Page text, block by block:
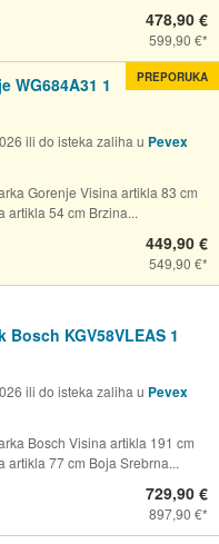
478,90 €
599,90 €
WG684A31 1
ili do isteka zaliha u Pevex
Gorenje Visina artikla 83 cm
artikla 54 cm Brzina...
449,90 €
549,90 €
PREPORUKA
KGV58VLEAS 1
ili do isteka zaliha u Pevex
Bosch Visina artikla 191 cm
artikla 77 cm Boja Srebrna...
729,90 €
897,90 €